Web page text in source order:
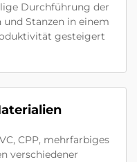
Durchführung der
und Stanzen in einem
gesteigert
CPP, mehrfarbiges
verschiedener